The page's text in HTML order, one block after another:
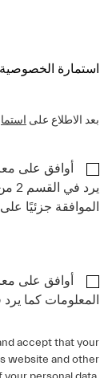
استمارة الخصوصية
بعد الاطلاع على
أوافق على
الموافقة جزئيًا
أوافق على
المعلومات كما يرد في القسم 3
accept that your
website and other